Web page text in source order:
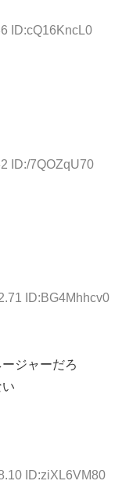
ID:cQ16KncL0
ID:/7QOZqU70
ID:BG4Mhhcv0
ジャーだろ
ID:ziXL6VM80